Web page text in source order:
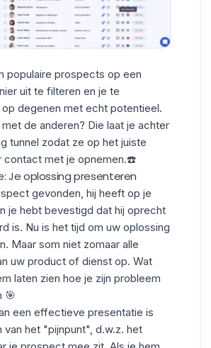
populaire prospects op een
uit te filteren en je te
degenen met echt potentieel.
de anderen? Die laat je achter
tunnel zodat ze op het juiste
contact met je opnemen.☎️
Je oplossing presenteren
gevonden, hij heeft op je
je hebt bevestigd dat hij oprecht
is. Nu is het tijd om uw oplossing
Maar som niet zomaar alle
uw product of dienst op. Wat
laten zien hoe je zijn probleem
🎯
een effectieve presentatie is
van het "pijnpunt", d.w.z. het